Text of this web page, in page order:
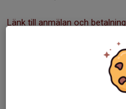
Länk till anmälan och betalning